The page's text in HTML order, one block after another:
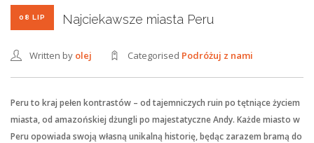
08 LIP Najciekawsze miasta Peru
Written by olej Categorised Podróżuj z nami
Peru to kraj pełen kontrastów – od tajemniczych ruin po tętniące życiem
miasta, od amazońskiej dżungli po majestatyczne Andy. Każde miasto w
Peru opowiada swoją własną unikalną historię, będąc zarazem bramą do